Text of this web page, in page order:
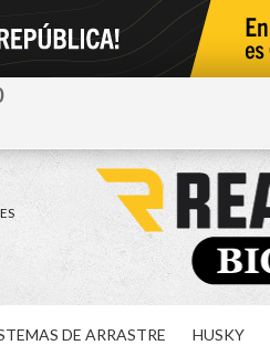
DE ARRASTRE HUSKY